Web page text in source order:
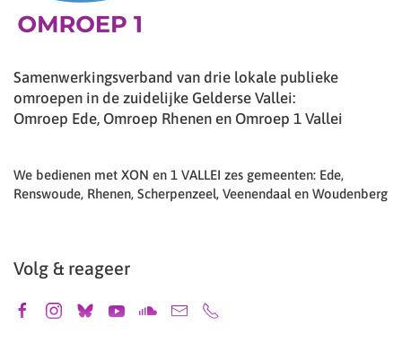
Samenwerkingsverband van drie lokale publieke
omroepen in de zuidelijke Gelderse Vallei:
Omroep Ede, Omroep Rhenen en Omroep 1 Vallei
We bedienen met XON en 1 VALLEI zes gemeenten: Ede,
Renswoude, Rhenen, Scherpenzeel, Veenendaal en Woudenberg
Volg & reageer